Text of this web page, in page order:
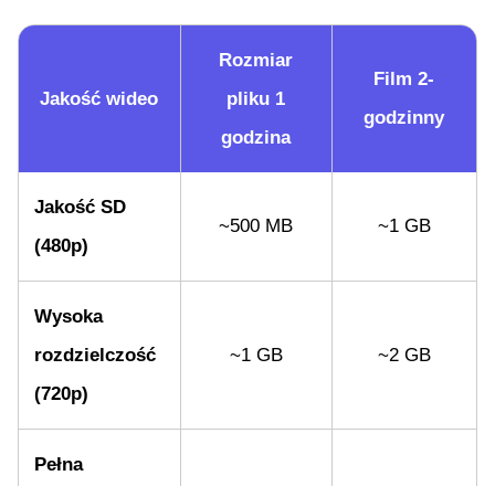
Jakość wideo
Rozmiar
pliku 1
godzina
Film 2-
godzinny
Jakość SD
(480p)
~500 MB ~1 GB
Wysoka
rozdzielczość
(720p)
~1 GB ~2 GB
Pełna